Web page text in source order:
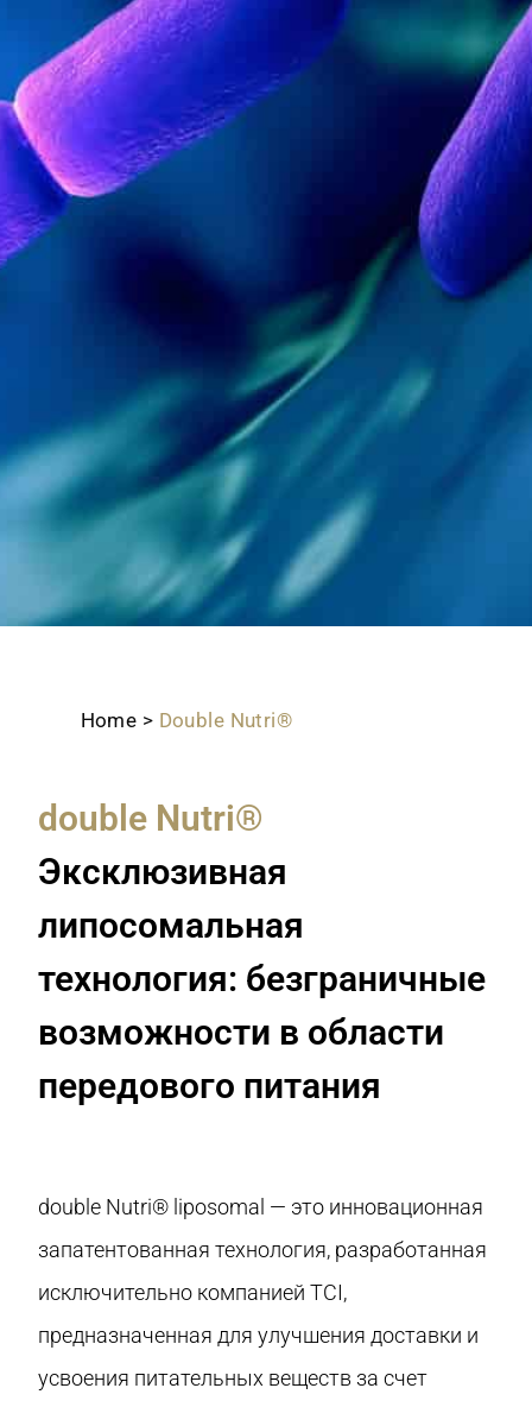
Home > Double Nutri®
double Nutri®
Эксклюзивная
липосомальная
технология: безграничные
возможности в области
передового питания
double Nutri® liposomal — это инновационная
запатентованная технология, разработанная
исключительно компанией TCI,
предназначенная для улучшения доставки и
усвоения питательных веществ за счет